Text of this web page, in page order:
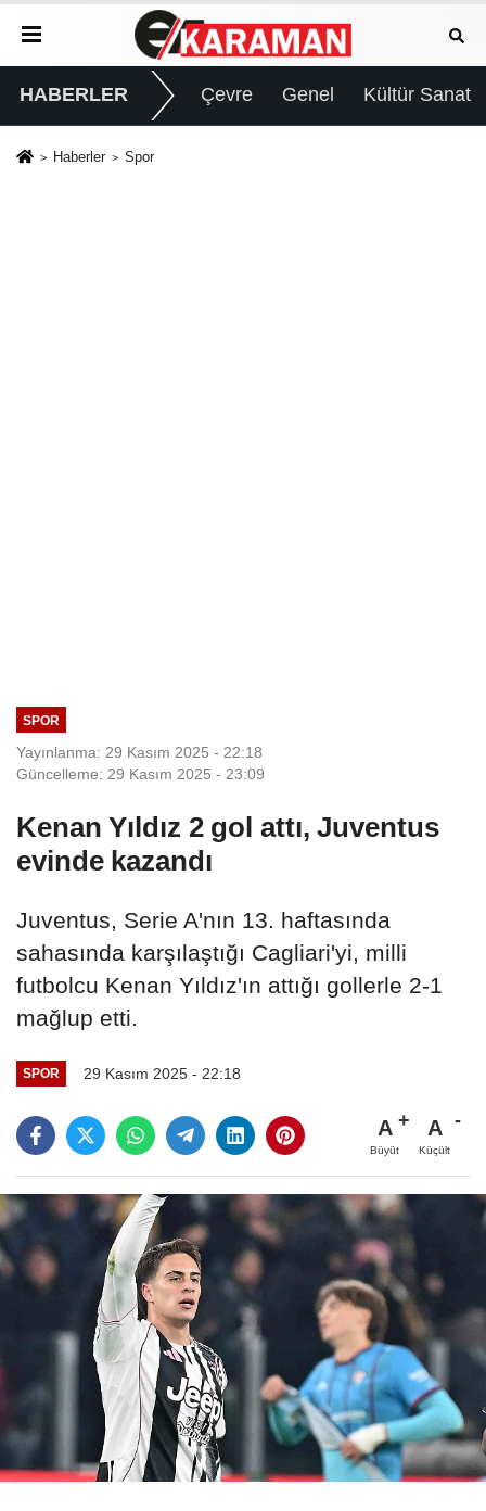
HABERLER Çevre Genel Kültür Sanat
Haberler Spor
SPOR
Yayınlanma: 29 Kasım 2025 - 22:18
Güncelleme: 29 Kasım 2025 - 23:09
Kenan Yıldız 2 gol attı, Juventus
evinde kazandı
Juventus, Serie A'nın 13. haftasında
sahasında karşılaştığı Cagliari'yi, milli
futbolcu Kenan Yıldız'ın attığı gollerle 2-1
mağlup etti.
SPOR 29 Kasım 2025 - 22:18
A
Büyüt
A
Küçült